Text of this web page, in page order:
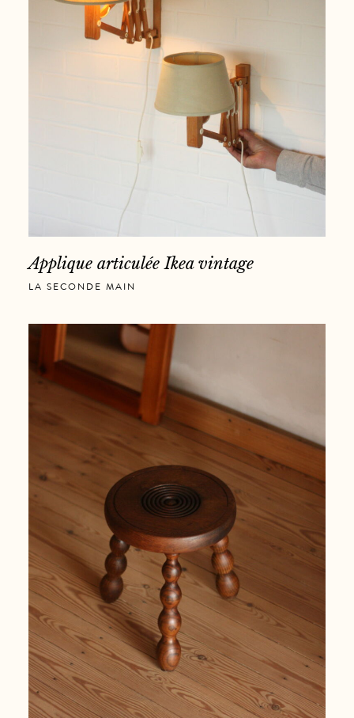
Applique articulée Ikea vintage
LA SECONDE MAIN